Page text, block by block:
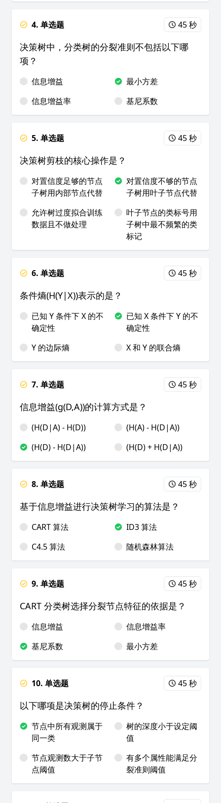
4. 单选题 45 秒
决策树中，分类树的分裂准则不包括以下哪
项？
信息增益
最小方差
信息增益率
基尼系数
5. 单选题 45 秒
决策树剪枝的核心操作是？
对置信度足够的节点
子树用内部节点代替
对置信度不够的节点
子树用叶子节点代替
允许树过度拟合训练
数据且不做处理
叶子节点的类标号用
子树中最不频繁的类
标记
6. 单选题 45 秒
条件熵(H(Y|X))表示的是？
已知 Y 条件下 X 的不
确定性
已知 X 条件下 Y 的不
确定性
Y 的边际熵
X 和 Y 的联合熵
7. 单选题 45 秒
信息增益(g(D,A))的计算方式是？
(H(D|A) - H(D))
(H(A) - H(D|A))
(H(D) - H(D|A))
(H(D) + H(D|A))
8. 单选题 45 秒
基于信息增益进行决策树学习的算法是？
CART 算法
ID3 算法
C4.5 算法
随机森林算法
9. 单选题 45 秒
CART 分类树选择分裂节点特征的依据是？
信息增益
信息增益率
基尼系数
最小方差
10. 单选题 45 秒
以下哪项是决策树的停止条件？
节点中所有观测属于
同一类
树的深度小于设定阈
值
节点观测数大于子节
点阈值
有多个属性能满足分
裂准则阈值